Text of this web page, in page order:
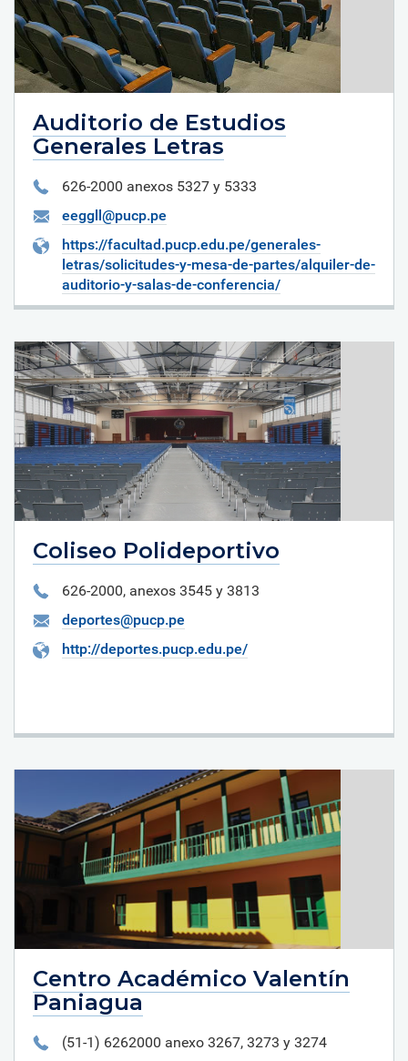
Auditorio de Estudios
Generales Letras
626-2000 anexos 5327 y 5333
eeggll@pucp.pe
https://facultad.pucp.edu.pe/generales-
letras/solicitudes-y-mesa-de-partes/alquiler-de-
auditorio-y-salas-de-conferencia/
Coliseo Polideportivo
626-2000, anexos 3545 y 3813
deportes@pucp.pe
http://deportes.pucp.edu.pe/
Centro Académico Valentín
Paniagua
(51-1) 6262000 anexo 3267, 3273 y 3274